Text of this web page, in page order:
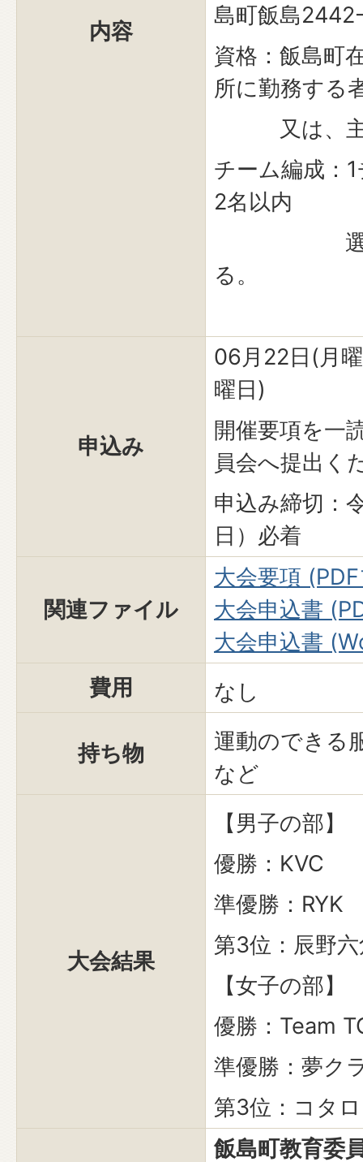
内容
島町飯島
資格：飯島町
所に勤務する
又は、主
チーム編成：
2名以内
選手兼
る。
申込み
06月22日(月
曜日)
開催要項を一
員会へ提出く
申込み締切：
日）必着
関連ファイル
大会要項
大会申込書
大会申込書
費用
なし
持ち物
運動のできる
など
大会結果
【男子の部】
優勝：KVC
準優勝：RYK
第3位：辰野
【女子の部】
優勝：Team
準優勝：夢ク
第3位：コタ
飯島町教育委